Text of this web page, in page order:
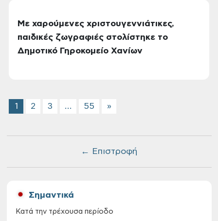
← Επιστροφή
Με χαρούμενες χριστουγεννιάτικες,
παιδικές ζωγραφιές στολίστηκε το
Δημοτικό Γηροκομείο Χανίων
1 2 3 … 55 »
Σημαντικά
Κατά την τρέχουσα περίοδο